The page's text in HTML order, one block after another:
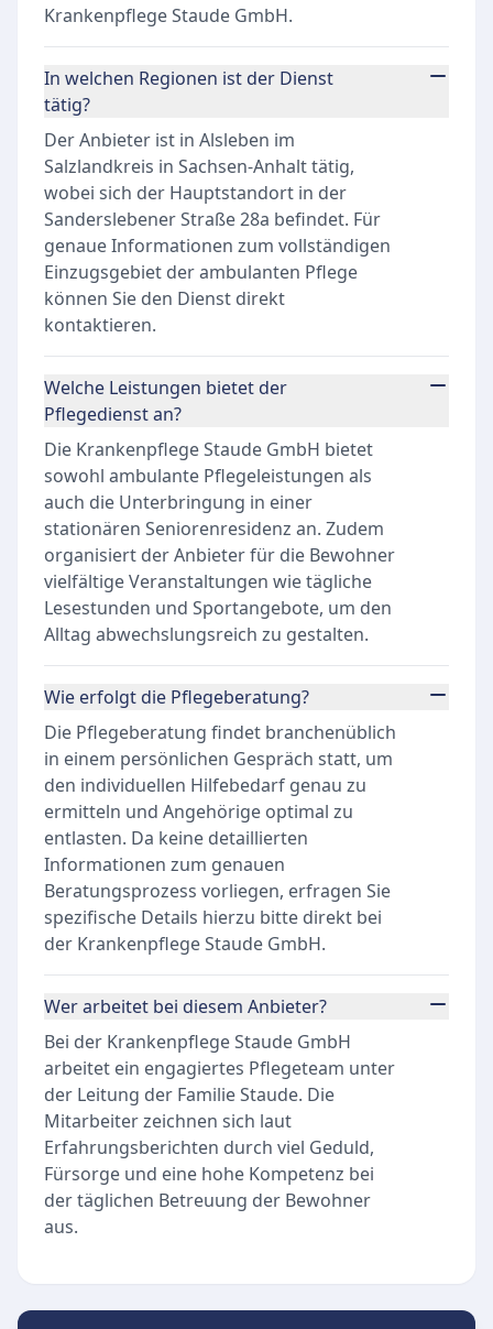
Krankenpflege Staude GmbH.
In welchen Regionen ist der Dienst
tätig?
Der Anbieter ist in Alsleben im
Salzlandkreis in Sachsen-Anhalt tätig,
wobei sich der Hauptstandort in der
Sanderslebener Straße 28a befindet. Für
genaue Informationen zum vollständigen
Einzugsgebiet der ambulanten Pflege
können Sie den Dienst direkt
kontaktieren.
Welche Leistungen bietet der
Pflegedienst an?
Die Krankenpflege Staude GmbH bietet
sowohl ambulante Pflegeleistungen als
auch die Unterbringung in einer
stationären Seniorenresidenz an. Zudem
organisiert der Anbieter für die Bewohner
vielfältige Veranstaltungen wie tägliche
Lesestunden und Sportangebote, um den
Alltag abwechslungsreich zu gestalten.
Wie erfolgt die Pflegeberatung?
Die Pflegeberatung findet branchenüblich
in einem persönlichen Gespräch statt, um
den individuellen Hilfebedarf genau zu
ermitteln und Angehörige optimal zu
entlasten. Da keine detaillierten
Informationen zum genauen
Beratungsprozess vorliegen, erfragen Sie
spezifische Details hierzu bitte direkt bei
der Krankenpflege Staude GmbH.
Wer arbeitet bei diesem Anbieter?
Bei der Krankenpflege Staude GmbH
arbeitet ein engagiertes Pflegeteam unter
der Leitung der Familie Staude. Die
Mitarbeiter zeichnen sich laut
Erfahrungsberichten durch viel Geduld,
Fürsorge und eine hohe Kompetenz bei
der täglichen Betreuung der Bewohner
aus.